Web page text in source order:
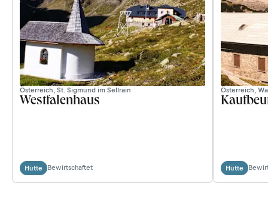
Österreich, St. Sigmund im Sellrain
Westfalenhaus
Hütte Bewirtschaftet
Österreich,
Hütte